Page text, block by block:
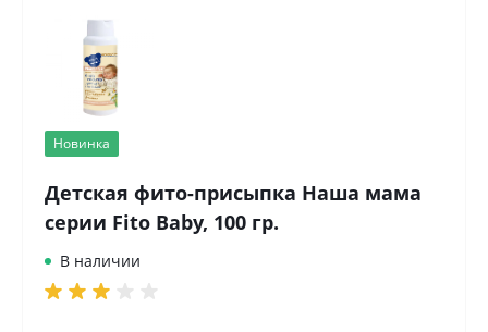
Новинка
Детская фито-присыпка Наша мама
серии Fito Baby, 100 гр.
В наличии